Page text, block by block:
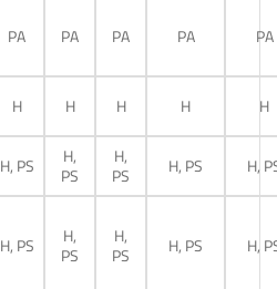
PA PA PA PA PA
H H H H H
H, PS
H,
PS
H,
PS
H, PS H,
H, PS
H,
PS
H,
PS
H, PS H,